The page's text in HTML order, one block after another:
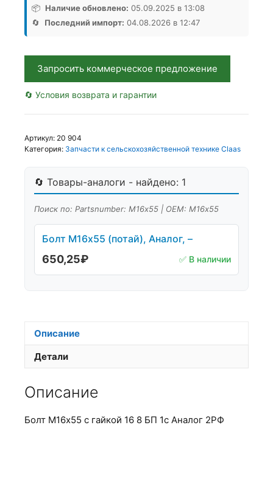
гайкой
16
2РФ
📦 Наличие обновлено: 05.09.2025 в 13:08
🔄
Последний импорт: 04.08.2026 в 12:47
Запросить коммерческое предложение
🔄 Условия возврата и гарантии
Артикул: 20 904
Категория: Запчасти к сельскохозяйственной технике Claas
🔄 Товары-аналоги - найдено: 1
Поиск по: Partsnumber: М16х55 | OEM: М16х55
Болт М16х55 (потай), Аналог, –
650,25₽ ✅ В наличии
Описание
Детали
Описание
Болт М16х55 с гайкой 16 8 БП 1с Аналог 2РФ